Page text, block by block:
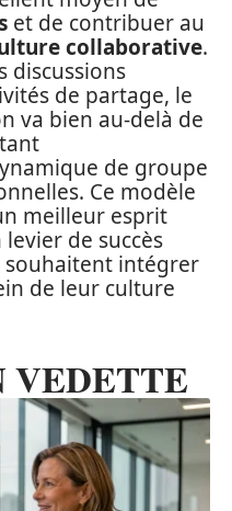
et de contribuer au
collaborative.
discussions
de partage, le
va bien au-delà de
de groupe
Ce modèle
meilleur esprit
de succès
intégrer
de leur culture
VEDETTE